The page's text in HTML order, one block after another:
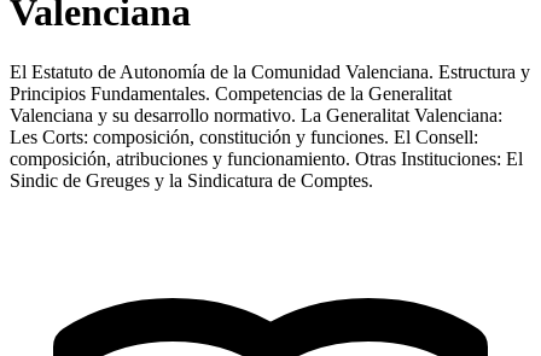
Valenciana
El Estatuto de Autonomía de la Comunidad Valenciana. Estructura y
Principios Fundamentales. Competencias de la Generalitat
Valenciana y su desarrollo normativo. La Generalitat Valenciana:
Les Corts: composición, constitución y funciones. El Consell:
composición, atribuciones y funcionamiento. Otras Instituciones: El
Sindic de Greuges y la Sindicatura de Comptes.